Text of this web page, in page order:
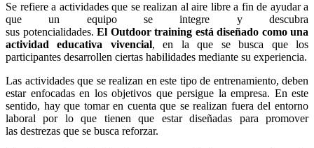
Se refiere a actividades que se realizan al aire libre a fin de ayudar a
que un equipo se integre y descubra
sus potencialidades. El Outdoor training está diseñado como una
actividad educativa vivencial, en la que se busca que los
participantes desarrollen ciertas habilidades mediante su experiencia.
Las actividades que se realizan en este tipo de entrenamiento, deben
estar enfocadas en los objetivos que persigue la empresa. En este
sentido, hay que tomar en cuenta que se realizan fuera del entorno
laboral por lo que tienen que estar diseñadas para promover
las destrezas que se busca reforzar.